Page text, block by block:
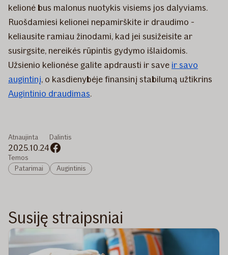
kelionė bus malonus nuotykis visiems jos dalyviams.
Ruošdamiesi kelionei nepamirškite ir draudimo -
keliausite ramiau žinodami, kad jei susižeisite ar
susirgsite, nereikės rūpintis gydymo išlaidomis.
Užsienio kelionėse galite apdrausti ir save ir savo
augintinį, o kasdienybėje finansinį stabilumą užtikrins
Augintinio draudimas.
Atnaujinta
2025.10.24
Dalintis
Temos
Patarimai
Augintinis
Susiję straipsniai